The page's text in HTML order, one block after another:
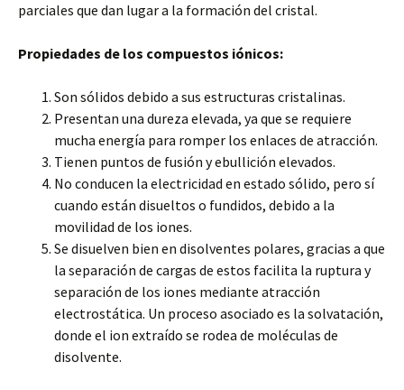
parciales que dan lugar a la formación del cristal.
Propiedades de los compuestos iónicos:
Son sólidos debido a sus estructuras cristalinas.
Presentan una dureza elevada, ya que se requiere
mucha energía para romper los enlaces de atracción.
Tienen puntos de fusión y ebullición elevados.
No conducen la electricidad en estado sólido, pero sí
cuando están disueltos o fundidos, debido a la
movilidad de los iones.
Se disuelven bien en disolventes polares, gracias a que
la separación de cargas de estos facilita la ruptura y
separación de los iones mediante atracción
electrostática. Un proceso asociado es la solvatación,
donde el ion extraído se rodea de moléculas de
disolvente.